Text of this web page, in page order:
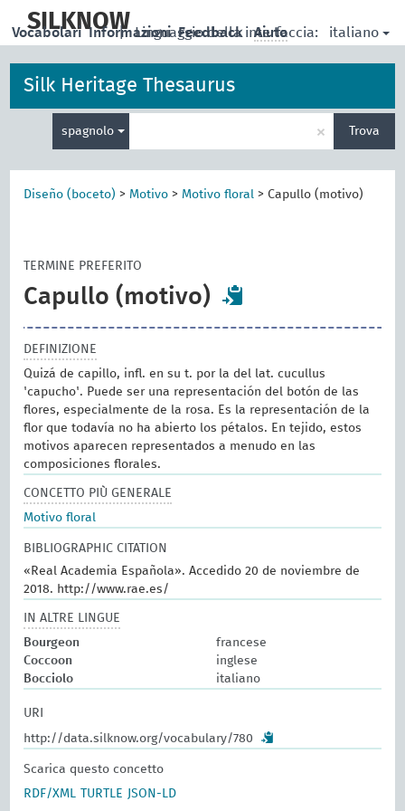
main
SILKNOW
| Linguaggio della interfaccia: italiano
Vocabolari Informazioni Feedback Aiuto
Silk Heritage Thesaurus
spagnolo
per
la
× Trova
Diseño (boceto) > Motivo > Motivo floral > Capullo (motivo)
TERMINE PREFERITO
Capullo (motivo)
DEFINIZIONE
Quizá de capillo, infl. en su t. por la del lat. cucullus
'capucho'. Puede ser una representación del botón de las
flores, especialmente de la rosa. Es la representación de la
flor que todavía no ha abierto los pétalos. En tejido, estos
motivos aparecen representados a menudo en las
composiciones florales.
CONCETTO PIÙ GENERALE
Motivo floral
BIBLIOGRAPHIC CITATION
«Real Academia Española». Accedido 20 de noviembre de
2018. http://www.rae.es/
IN ALTRE LINGUE
Bourgeon
francese
Coccoon
inglese
Bocciolo
italiano
URI
http://data.silknow.org/vocabulary/780
Scarica questo concetto
RDF/XML
TURTLE JSON-LD